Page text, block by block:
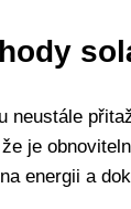
neustále
je
energii a